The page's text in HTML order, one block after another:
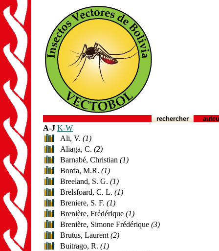
rechercher
A-J K-W
Ali, V. (1)
Aliaga, C. (2)
Barnabé, Christian (1)
Borda, M.R. (1)
Breeland, S. G. (1)
Brelsfoard, C. L. (1)
Breniere, S. F. (1)
Brenière, Frédérique (1)
Brenière, Simone Frédérique (3)
Brutus, Laurent (2)
Buitrago, R. (1)